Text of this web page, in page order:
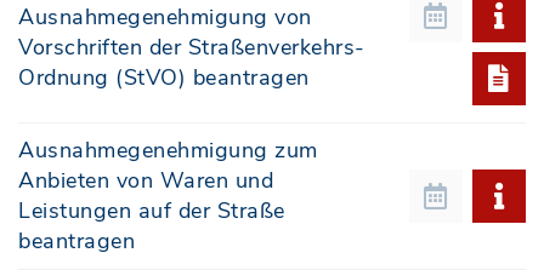
Ausnahmegenehmigung von
Vorschriften der Straßenverkehrs-
Ordnung (StVO) beantragen
Ausnahmegenehmigung zum
Anbieten von Waren und
Leistungen auf der Straße
beantragen